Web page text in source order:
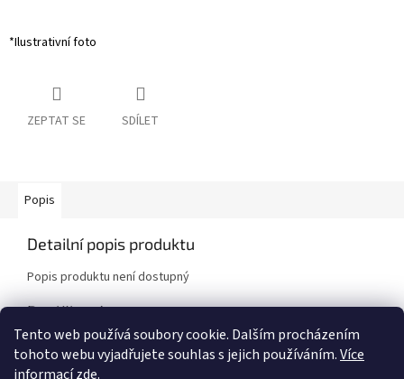
Tento web používá soubory cookie. Dalším procházením
tohoto webu vyjadřujete souhlas s jejich používáním.Více
informací zde.
*Ilustrativní foto
ZEPTAT SE SDÍLET
Popis
Detailní popis produktu
Popis produktu není dostupný
Doplňkové parametry
Kategorie:
Sportovní pružiny
Značka vozidla: Suzuki